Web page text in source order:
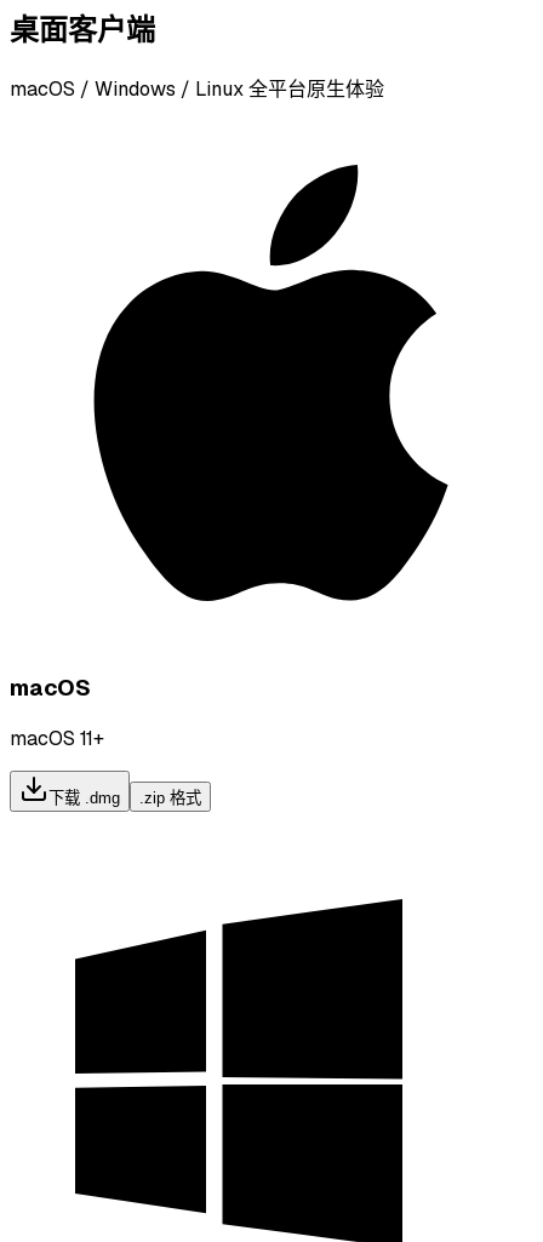
桌面客户端
macOS / Windows / Linux 全平台原生体验
macOS
macOS 11+
下载 .dmg .zip 格式